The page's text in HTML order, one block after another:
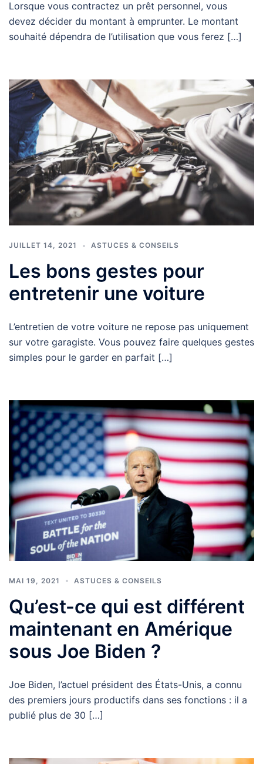
Lorsque vous contractez un prêt personnel, vous
devez décider du montant à emprunter. Le montant
souhaité dépendra de l’utilisation que vous ferez […]
JUILLET 14, 2021 ASTUCES & CONSEILS
Les bons gestes pour
entretenir une voiture
L’entretien de votre voiture ne repose pas uniquement
sur votre garagiste. Vous pouvez faire quelques gestes
simples pour le garder en parfait […]
MAI 19, 2021 ASTUCES & CONSEILS
Qu’est-ce qui est différent
maintenant en Amérique
sous Joe Biden ?
Joe Biden, l’actuel président des États-Unis, a connu
des premiers jours productifs dans ses fonctions : il a
publié plus de 30 […]